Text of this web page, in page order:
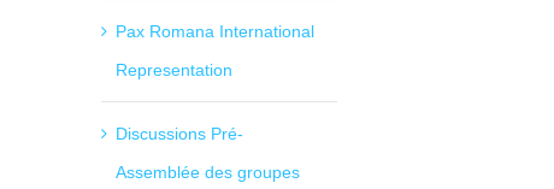
Pax Romana International
Representation
Discussions Pré-
Assemblée des groupes